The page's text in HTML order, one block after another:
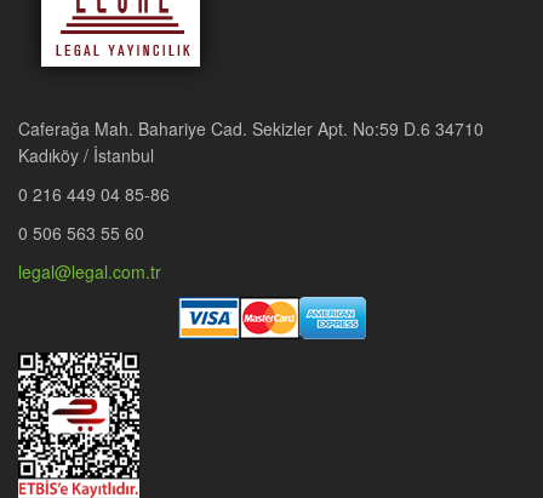
Caferağa Mah. Bahariye Cad. Sekizler Apt. No:59 D.6 34710
Kadıköy / İstanbul
0 216 449 04 85-86
0 506 563 55 60
legal@legal.com.tr